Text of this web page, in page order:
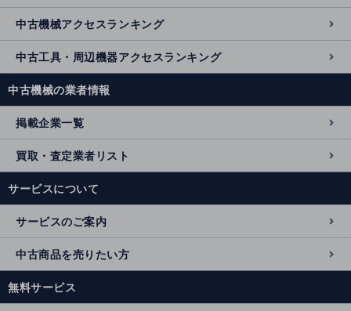
中古機械アクセスランキング
中古工具・周辺機器アクセスランキング
中古機械の業者情報
掲載企業一覧
買取・査定業者リスト
サービスについて
サービスのご案内
中古商品を売りたい方
無料サービス